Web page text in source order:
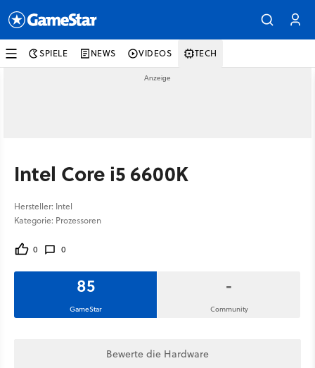
SPIELE NEWS VIDEOS TECH
Intel Core i5 6600K
Hersteller: Intel
Kategorie: Prozessoren
0 0
85
GameStar
-
Community
Bewerte die Hardware